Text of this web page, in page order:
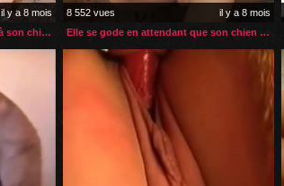
il y a 8 mois
La jeune zoophile offre son cul à son chien pour une sodomie
8 552 vues
il y a 8 mois
Elle se gode en attendant que son chien revienne de sa promenade